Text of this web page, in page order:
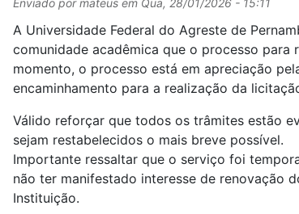
A Universidade Federal do Agreste de
comunidade acadêmica que o processo
momento, o processo está em apreciação
encaminhamento para a realização da
Válido reforçar que todos os trâmites estão
sejam restabelecidos o mais breve possível.
Importante ressaltar que o serviço foi
não ter manifestado interesse de renovação
Instituição.